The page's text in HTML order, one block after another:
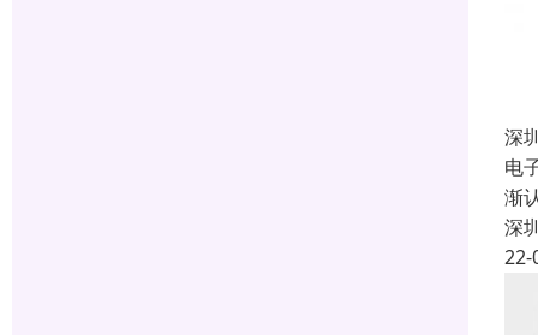
深
电
渐
深
22-